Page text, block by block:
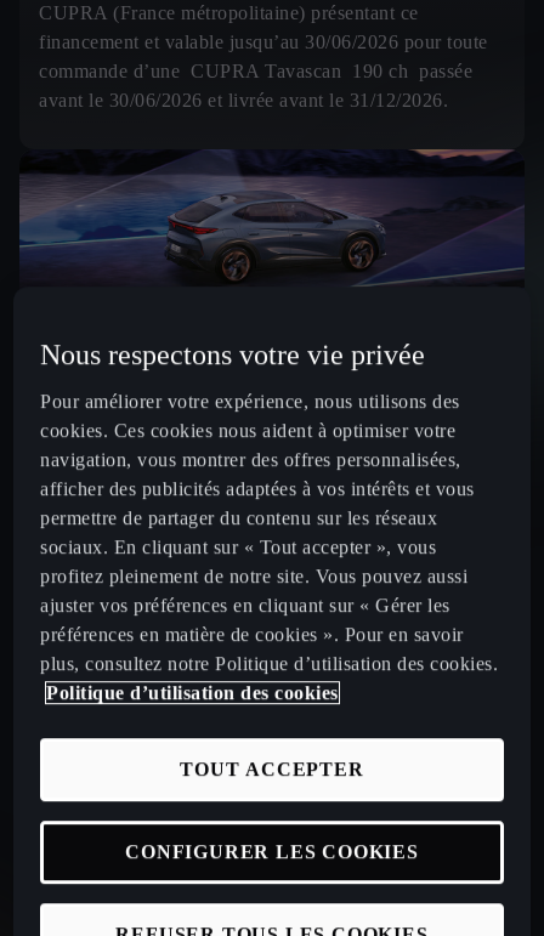
CUPRA (France métropolitaine) présentant ce
financement et valable jusqu’au 30/06/2026 pour toute
commande d’une CUPRA Tavascan 190 ch passée
avant le 30/06/2026 et livrée avant le 31/12/2026.
286ch - Batterie XL
À partir de469€ /mois26
par mois
Le prix affiché tient compte de la remise commerciale
maximale (marque + partenaire) de 4000€ pour une
CUPRA Tavascan Endurance 286 ch valable jusqu'au
Distributeurs CUPRA (France métropolitaine)
présentant ce financement et valable jusqu’au
Tavascan Endurance 286 ch passée avant le 31/08/2026
Nous respectons votre vie privée
Pour améliorer votre expérience, nous utilisons des
cookies. Ces cookies nous aident à optimiser votre
navigation, vous montrer des offres personnalisées,
afficher des publicités adaptées à vos intérêts et vous
permettre de partager du contenu sur les réseaux
sociaux. En cliquant sur « Tout accepter », vous
profitez pleinement de notre site. Vous pouvez aussi
ajuster vos préférences en cliquant sur « Gérer les
préférences en matière de cookies ». Pour en savoir
plus, consultez notre Politique d’utilisation des cookies.
Politique d’utilisation des cookies
TOUT ACCEPTER
CONFIGURER LES COOKIES